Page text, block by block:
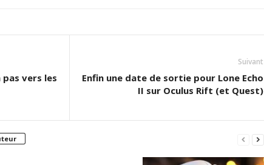
pas vers les
Suivant
Enfin une date de sortie pour Lone Echo
II sur Oculus Rift (et Quest)